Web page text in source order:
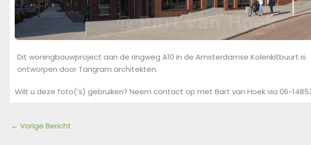
Dit woningbouwproject aan de ringweg A10 in de Amsterdamse Kolenkitbuurt is
ontworpen door Tangram architekten.
Wilt u deze foto(‘s) gebruiken? Neem contact op met Bart van Hoek via 06-
← Vorige Bericht